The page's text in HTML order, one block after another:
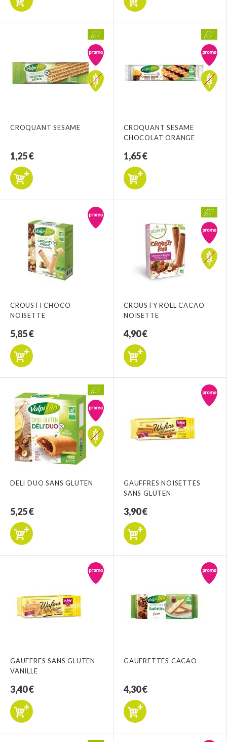
CROQUANT SESAME
1,25 €
CROQUANT SESAME
CHOCOLAT ORANGE
1,65 €
CROUSTI CHOCO
NOISETTE
5,85 €
CROUSTY ROLL CACAO
NOISETTE
4,90 €
DELI DUO SANS GLUTEN
5,25 €
GAUFFRES NOISETTES
SANS GLUTEN
3,90 €
GAUFFRES SANS GLUTEN
VANILLE
3,40 €
GAUFRETTES CACAO
4,30 €